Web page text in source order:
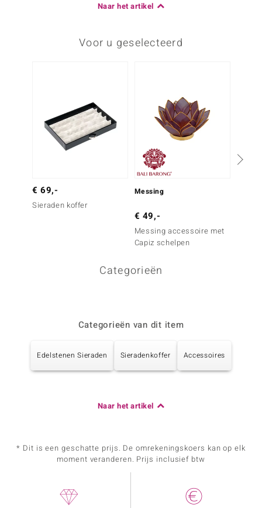
Naar het artikel
Voor u geselecteerd
€ 69,-
Sieraden koffer
Messing
€ 49,-
Messing accessoire met
Capiz schelpen
Categorieën
Categorieën van dit item
Edelstenen Sieraden Sieradenkoffer Accessoires
Naar het artikel
* Dit is een geschatte prijs. De omrekeningskoers kan op elk
moment veranderen. Prijs inclusief btw